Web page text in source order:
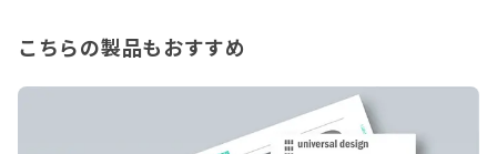
こちらの製品もおすすめ